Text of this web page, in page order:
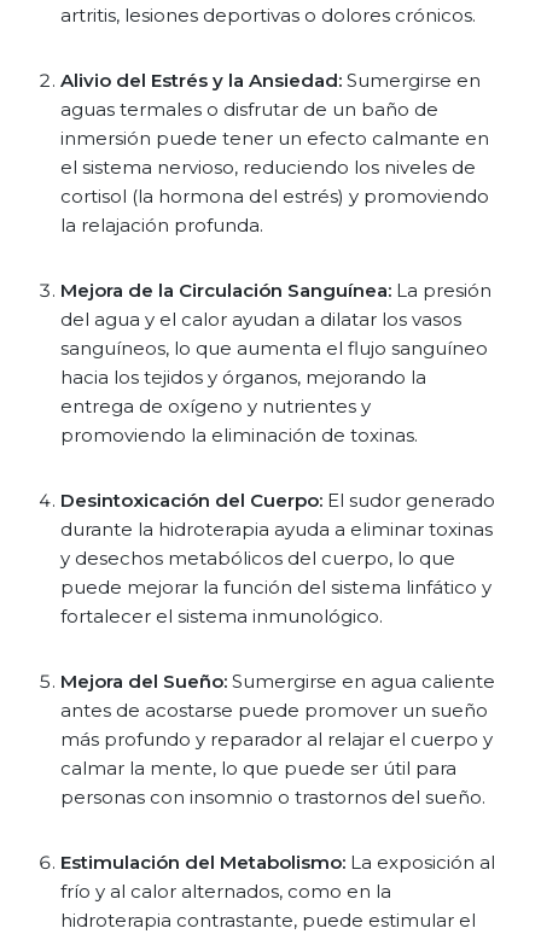
artritis, lesiones deportivas o dolores crónicos.
Alivio del Estrés y la Ansiedad: Sumergirse en
aguas termales o disfrutar de un baño de
inmersión puede tener un efecto calmante en
el sistema nervioso, reduciendo los niveles de
cortisol (la hormona del estrés) y promoviendo
la relajación profunda.
Mejora de la Circulación Sanguínea: La presión
del agua y el calor ayudan a dilatar los vasos
sanguíneos, lo que aumenta el flujo sanguíneo
hacia los tejidos y órganos, mejorando la
entrega de oxígeno y nutrientes y
promoviendo la eliminación de toxinas.
Desintoxicación del Cuerpo: El sudor generado
durante la hidroterapia ayuda a eliminar toxinas
y desechos metabólicos del cuerpo, lo que
puede mejorar la función del sistema linfático y
fortalecer el sistema inmunológico.
Mejora del Sueño: Sumergirse en agua caliente
antes de acostarse puede promover un sueño
más profundo y reparador al relajar el cuerpo y
calmar la mente, lo que puede ser útil para
personas con insomnio o trastornos del sueño.
Estimulación del Metabolismo: La exposición al
frío y al calor alternados, como en la
hidroterapia contrastante, puede estimular el